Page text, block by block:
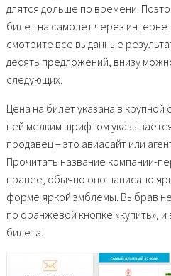
длятся дольше по времени.
билет на самолет через
смотрите все выданные
десять предложений, внизу
следующих.
Цена на билет указана в
ней мелким шрифтом
продавец – это авиасайт или
Прочитать название компании-
правее, обычно оно написано
форме яркой эмблемы. Выбрав
по оранжевой кнопке «купить»,
билета.